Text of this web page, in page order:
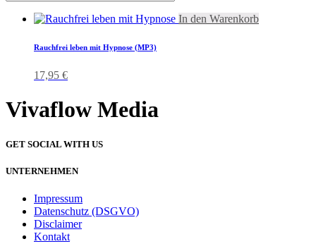
In den Warenkorb
Rauchfrei leben mit Hypnose (MP3)
17,95 €
Vivaflow Media
GET SOCIAL WITH US
UNTERNEHMEN
Impressum
Datenschutz (DSGVO)
Disclaimer
Kontakt